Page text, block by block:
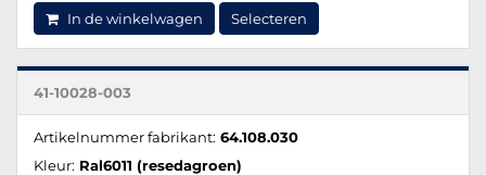
In de winkelwagen Selecteren
41-10028-003
Artikelnummer fabrikant: 64.108.030
Kleur: Ral6011 (resedagroen)